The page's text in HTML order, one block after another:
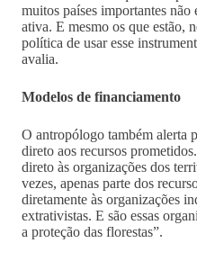
muitos países importantes
ativa. E mesmo os que estão,
política de usar esse
avalia.
Modelos de financiamento
O antropólogo também alerta
direto aos recursos
direto às organizações dos
vezes, apenas parte dos
diretamente às organizações
extrativistas. E são essas
a proteção das florestas”.